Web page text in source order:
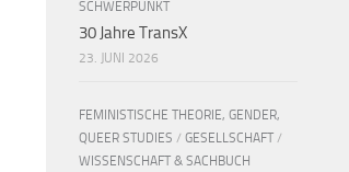
SCHWERPUNKT
30 Jahre TransX
23. JUNI 2026
FEMINISTISCHE THEORIE, GENDER,
QUEER STUDIES / GESELLSCHAFT /
WISSENSCHAFT & SACHBUCH